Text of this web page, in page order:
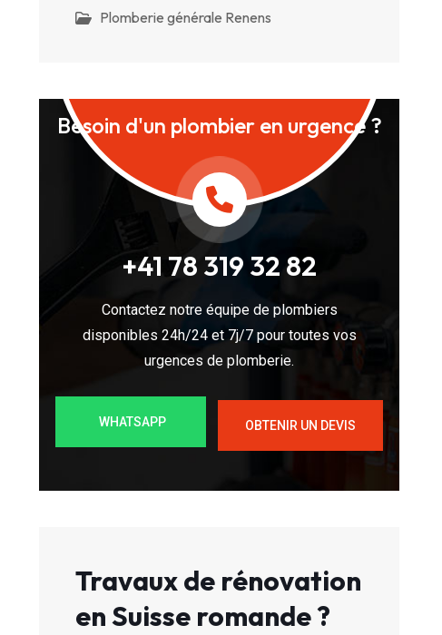
Plomberie générale Renens
Besoin d'un plombier en urgence ?
+41 78 319 32 82
Contactez notre équipe de plombiers
disponibles 24h/24 et 7j/7 pour toutes vos
urgences de plomberie.
WHATSAPP OBTENIR UN DEVIS
Travaux de rénovation
en Suisse romande ?